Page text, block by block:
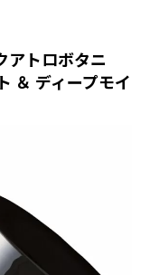
アトロボタニ
＆ ディープモイ